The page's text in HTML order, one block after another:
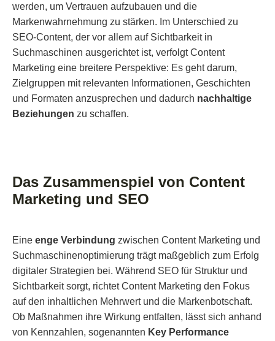
werden, um Vertrauen aufzubauen und die
Markenwahrnehmung zu stärken. Im Unterschied zu
SEO-Content, der vor allem auf Sichtbarkeit in
Suchmaschinen ausgerichtet ist, verfolgt Content
Marketing eine breitere Perspektive: Es geht darum,
Zielgruppen mit relevanten Informationen, Geschichten
und Formaten anzusprechen und dadurch nachhaltige
Beziehungen zu schaffen.
Das Zusammenspiel von Content
Marketing und SEO
Eine enge Verbindung zwischen Content Marketing und
Suchmaschinenoptimierung trägt maßgeblich zum Erfolg
digitaler Strategien bei. Während SEO für Struktur und
Sichtbarkeit sorgt, richtet Content Marketing den Fokus
auf den inhaltlichen Mehrwert und die Markenbotschaft.
Ob Maßnahmen ihre Wirkung entfalten, lässt sich anhand
von Kennzahlen, sogenannten Key Performance